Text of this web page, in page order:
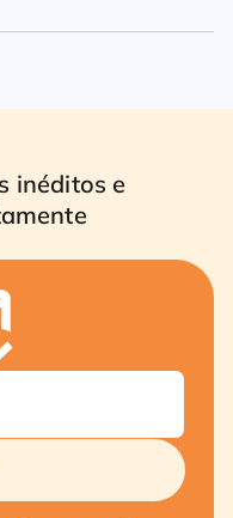
inéditos e